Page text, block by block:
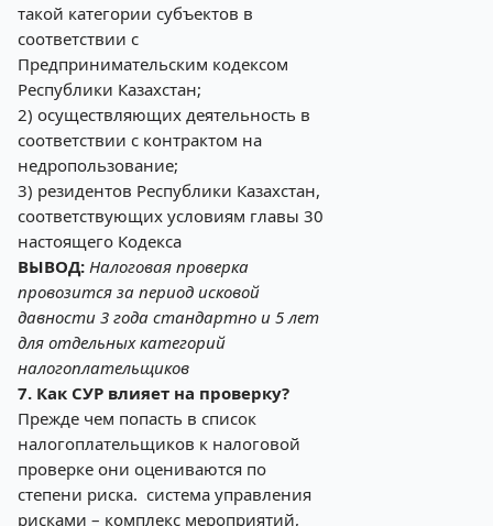
такой категории субъектов в
соответствии с
Предпринимательским кодексом
Республики Казахстан;
2) осуществляющих деятельность в
соответствии с контрактом на
недропользование;
3) резидентов Республики Казахстан,
соответствующих условиям главы 30
настоящего Кодекса
ВЫВОД: Налоговая проверка
провозится за период исковой
давности 3 года стандартно и 5 лет
для отдельных категорий
налогоплательщиков
7. Как СУР влияет на проверку?
Прежде чем попасть в список
налогоплательщиков к налоговой
проверке они оцениваются по
степени риска. система управления
рисками – комплекс мероприятий,